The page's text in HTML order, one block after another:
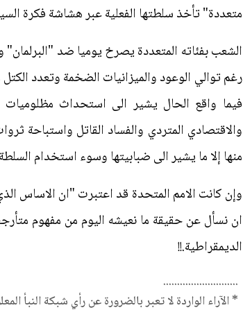
متعددة" تأخذ سلطتها الفعلية عبر هشاشة فكرة
الشعب بفئاته المتعددة يصرخ يوميا ضد "البرلمان"
رغم توالي الوعود والميزانيات الضخمة وتعدد
فيما واقع الحال يشير الى استحداث
والاقتصادي المتردي والفساد القاتل واستباحة
منها إلا ما يشير الى ضبابيتها وسوء استخدام
وإن كانت الامم المتحدة قد اعتبرت "ان الاساس
ان نسأل عن حقيقة ما نعيشه اليوم من مفهوم
الديمقراطية.!!
...........................
* الآراء الواردة لا تعبر بالضرورة عن رأي شبكة النبأ